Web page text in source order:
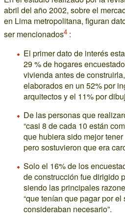
abril del año 2002, sobre el
en Lima metropolitana, figuran
ser mencionados4 :
El primer dato de interés
29 % de hogares
vivienda antes de
elaborados en un 52% por
arquitectos y el 11% por
De las personas que
“casi 8 de cada 10 están
que hubiera sido mejor
pero sostuvieron que era
Solo el 16% de los
de construcción fue dirigido
siendo las principales
“que tenían que pagar por el
consideraban necesario”.